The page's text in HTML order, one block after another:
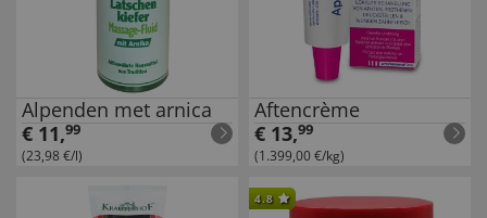
Alpenden met arnica
€ 11,99
(23,98 €/l)
Aftencrème
€ 13,99
(1.399,00 €/kg)
4.8